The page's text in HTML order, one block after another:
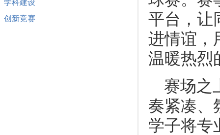
学科建设
创新竞赛
平台，让
进情谊，
温暖热烈
赛场之
奏紧凑、
学子将专